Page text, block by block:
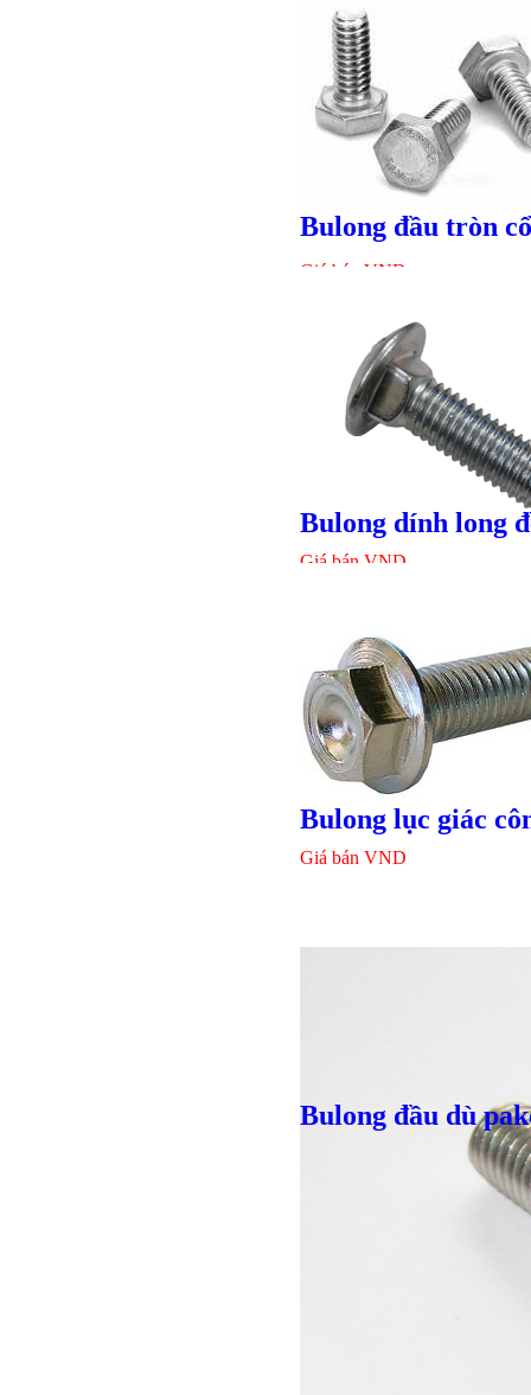
Bulong
Giá bánVND
Giá bánVND
Giá bán VND
Bulong đầu tròn
Giá bán VND
Bulong dính long
Giá bán VND
Bulong lục giác
Bulong đầu dù